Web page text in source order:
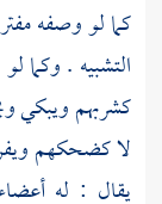
كما لو وصفه
التشبيه . وكما
كشربهم ويبكي
لا كضحكهم
يقال : له